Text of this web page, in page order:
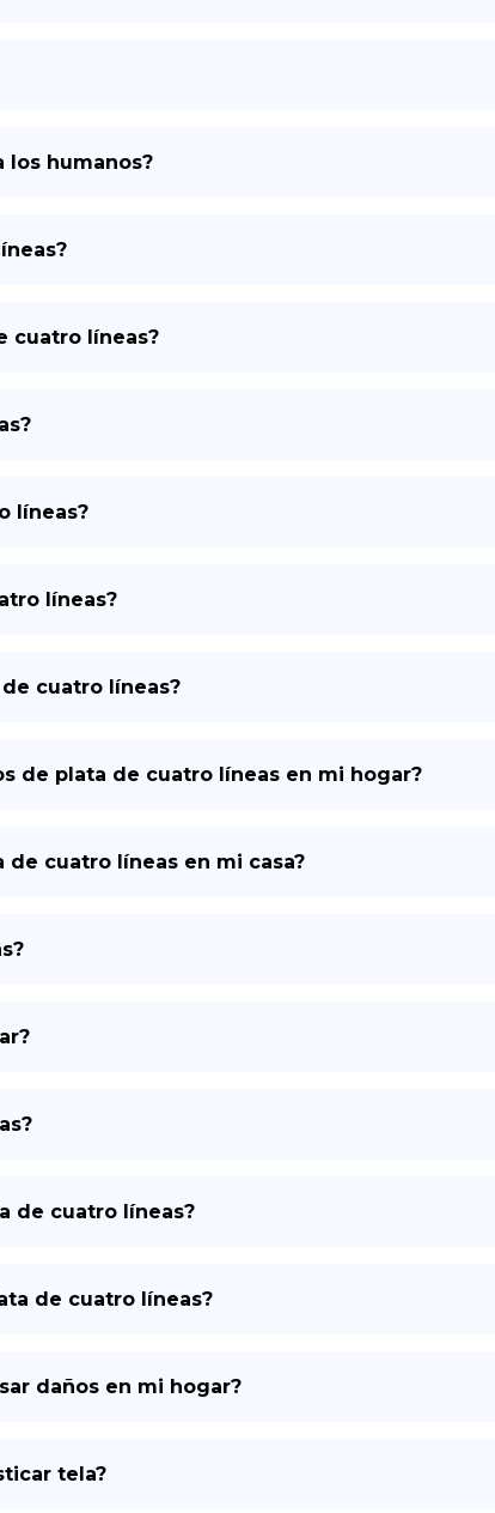
los humanos?
cuatro líneas?
líneas?
líneas?
cuatro líneas?
de plata de cuatro líneas en mi hogar?
cuatro líneas en mi casa?
de cuatro líneas?
de cuatro líneas?
daños en mi hogar?
tela?